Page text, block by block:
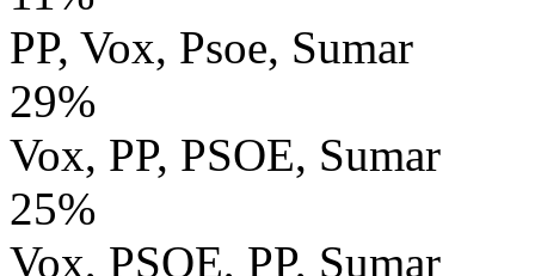
PP, Vox, Psoe, Sumar
29%
Vox, PP, PSOE, Sumar
25%
Vox, PSOE, PP, Sumar